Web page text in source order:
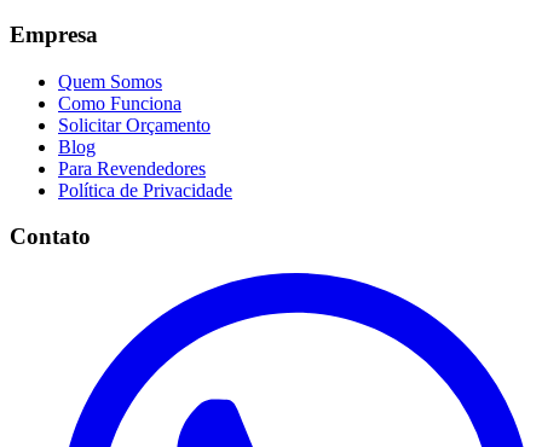
Empresa
Quem Somos
Como Funciona
Solicitar Orçamento
Blog
Para Revendedores
Política de Privacidade
Contato